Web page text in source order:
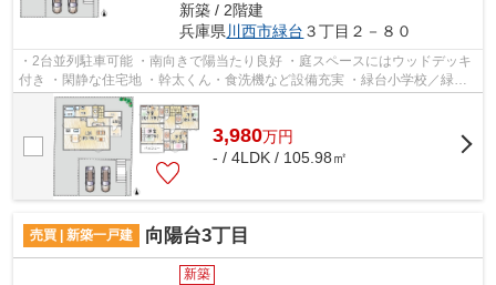
新築 / 2階建
兵庫県 川西市緑台 ３丁目２－８０
・2台並列駐車可能 ・南向きで陽当たり良好 ・庭スペースにはウッドデッキ
付き ・閑静な住宅地 ・幹太くん・食洗機など設備充実 ・緑台小学校／緑台
中学校
3,980万円
- / 4LDK / 105.98㎡
売買 | 新築一戸建 向陽台3丁目
新築